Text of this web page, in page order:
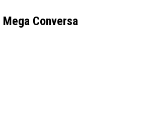
Mega Conversa